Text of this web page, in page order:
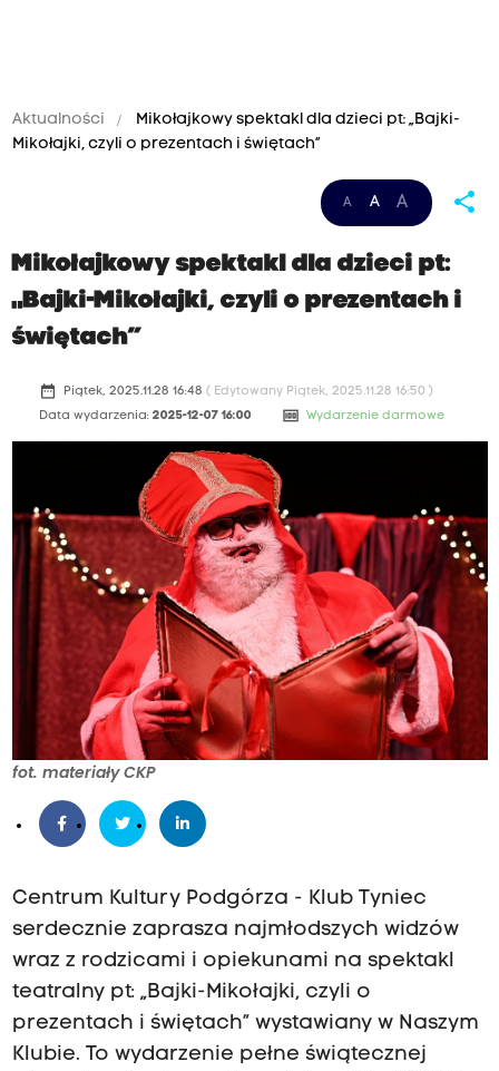
Aktualności
Mikołajkowy spektakl dla dzieci pt: „Bajki-
Mikołajki, czyli o prezentach i świętach”
A A A share
Mikołajkowy spektakl dla dzieci pt:
„Bajki-Mikołajki, czyli o prezentach i
świętach”
date_range Piątek, 2025.11.28 16:48 ( Edytowany Piątek, 2025.11.28 16:50 )
Data wydarzenia: 2025-12-07 16:00 money Wydarzenie darmowe
fot. materiały CKP
Centrum Kultury Podgórza - Klub Tyniec
serdecznie zaprasza najmłodszych widzów
wraz z rodzicami i opiekunami na spektakl
teatralny pt: „Bajki-Mikołajki, czyli o
prezentach i świętach” wystawiany w Naszym
Klubie. To wydarzenie pełne świątecznej